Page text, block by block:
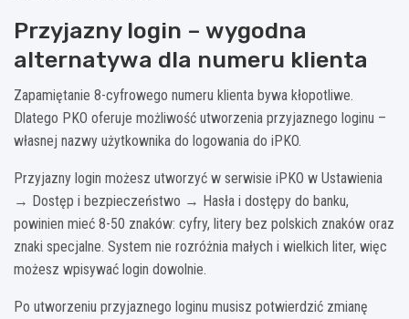
Przyjazny login – wygodna
alternatywa dla numeru klienta
Zapamiętanie 8-cyfrowego numeru klienta bywa kłopotliwe.
Dlatego PKO oferuje możliwość utworzenia przyjaznego loginu –
własnej nazwy użytkownika do logowania do iPKO.
Przyjazny login możesz utworzyć w serwisie iPKO w Ustawienia
→ Dostęp i bezpieczeństwo → Hasła i dostępy do banku,
powinien mieć 8-50 znaków: cyfry, litery bez polskich znaków oraz
znaki specjalne. System nie rozróżnia małych i wielkich liter, więc
możesz wpisywać login dowolnie.
Po utworzeniu przyjaznego loginu musisz potwierdzić zmianę